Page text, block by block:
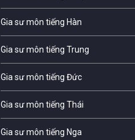
Gia sư môn tiếng Hàn
Gia sư môn tiếng Trung
Gia sư môn tiếng Đức
Gia sư môn tiếng Thái
Gia sư môn tiếng Nga